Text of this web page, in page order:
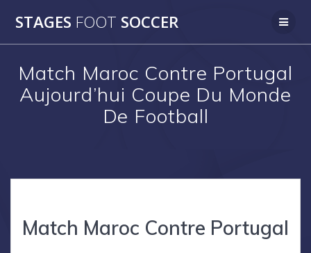
to
STAGES FOOT SOCCER
Match Maroc Contre Portugal
Aujourd’hui Coupe Du Monde
De Football
Match Maroc Contre Portugal